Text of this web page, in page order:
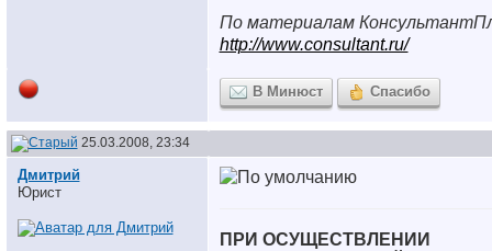
По материалам
http://www.consultant.ru/
В Минюст Спасибо
25.03.2008, 23:34
Дмитрий
Юрист
ПРИ ОСУЩЕСТВЛЕНИИ